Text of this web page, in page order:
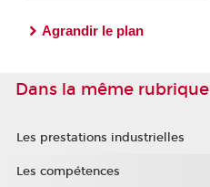
Agrandir le plan
Dans la même rubrique
Les prestations industrielles
Les compétences